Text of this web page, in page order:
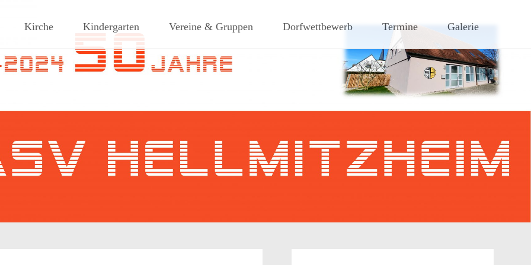
Dorf am Rande des südlichen Steigerwaldes
Kirche Kindergarten Vereine & Gruppen Dorfwettbewerb Termine Galerie